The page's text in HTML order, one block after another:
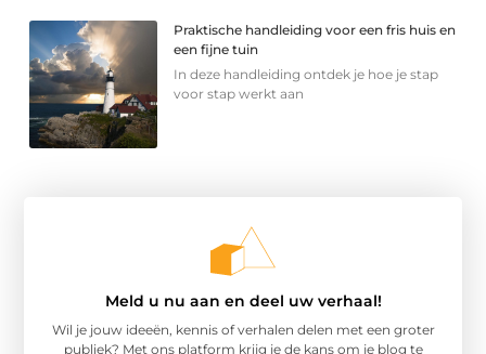
Praktische handleiding voor een fris huis en
een fijne tuin
In deze handleiding ontdek je hoe je stap
voor stap werkt aan
Meld u nu aan en deel uw verhaal!
Wil je jouw ideeën, kennis of verhalen delen met een groter
publiek? Met ons platform krijg je de kans om je blog te